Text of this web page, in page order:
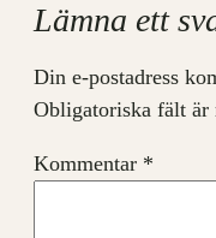
Lämna ett
Din e-postadress
Obligatoriska fält är
Kommentar *